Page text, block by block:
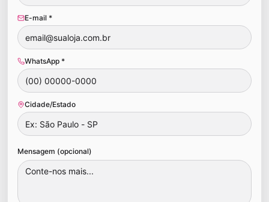
E-mail *
WhatsApp *
Cidade/Estado
Mensagem (opcional)